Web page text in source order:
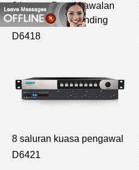
8 butang Panel kawalan
tanpa wayar di dinding
D6418
8 saluran kuasa pengawal
D6421